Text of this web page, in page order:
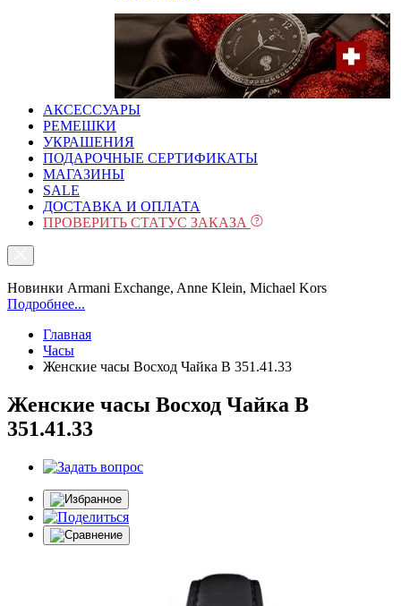
АКСЕССУАРЫ
РЕМЕШКИ
УКРАШЕНИЯ
ПОДАРОЧНЫЕ СЕРТИФИКАТЫ
МАГАЗИНЫ
SALE
ДОСТАВКА И ОПЛАТА
ПРОВЕРИТЬ СТАТУС ЗАКАЗА
Новинки Armani Exchange, Anne Klein, Michael Kors
Подробнее...
Главная
Часы
Женские часы Восход Чайка B 351.41.33
Женские часы Восход Чайка B
351.41.33